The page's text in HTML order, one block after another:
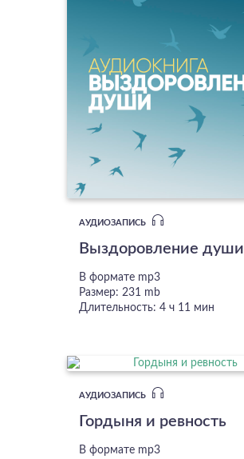
АУДИОЗАПИСЬ
Выздоровление души
В формате mp3
Размер: 231 mb
Длительность: 4 ч 11 мин
АУДИОЗАПИСЬ
Гордыня и ревность
В формате mp3